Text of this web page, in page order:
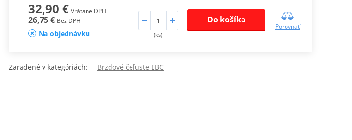
32,90 € Vrátane DPH
26,75 € Bez DPH
Na objednávku (ks)
Do košíka
Porovnať
Zaradené v kategóriách: Brzdové čeľuste EBC